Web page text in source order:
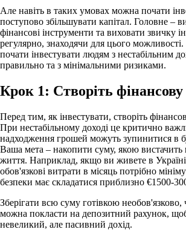
Але навіть в таких умовах можна почати
поступово збільшувати капітал. Головне –
фінансові інструменти та виховати звичку
регулярно, знаходячи для цього
почати інвестувати людям з нестабільним
правильно та з мінімальними ризиками.
Крок 1: Створіть фінансову
Перед тим, як інвестувати, створіть
При нестабільному доході це критично
надходження грошей можуть зупинитися в
Ваша мета – накопити суму, якою вистачить
життя. Наприклад, якщо ви живете в
обов'язкові витрати в місяць потрібно
безпеки має складатися приблизно €1500-
Зберігати всю суму готівкою необов'язково,
можна покласти на депозитний рахунок,
невеликий, але пасивний дохід.